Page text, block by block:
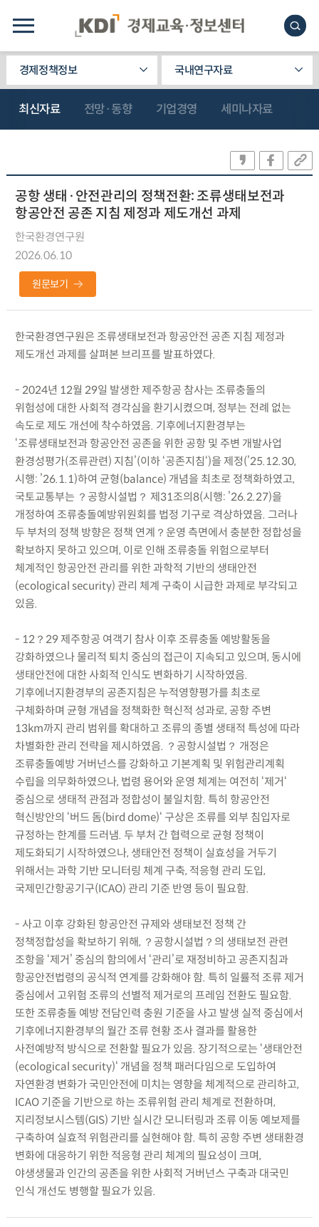
경제정책정보 국내연구자료
최신자료 전망·동향 기업경영 세미나자료
공항 생태·안전관리의 정책전환: 조류생태보전과
항공안전 공존 지침 제정과 제도개선 과제
한국환경연구원
2026.06.10
원문보기
한국환경연구원은 조류생태보전과 항공안전 공존 지침 제정과
제도개선 과제를 살펴본 브리프를 발표하였다.
- 2024년 12월 29일 발생한 제주항공 참사는 조류충돌의
위험성에 대한 사회적 경각심을 환기시켰으며, 정부는 전례 없는
속도로 제도 개선에 착수하였음. 기후에너지환경부는
‘조류생태보전과 항공안전 공존을 위한 공항 및 주변 개발사업
환경성평가(조류관련) 지침’(이하 ‘공존지침‘)을 제정(’25.12.30,
시행: ’26.1.1)하여 균형(balance) 개념을 최초로 정책화하였고,
국토교통부는 ？공항시설법？ 제31조의8(시행: ’26.2.27)을
개정하여 조류충돌예방위원회를 법정 기구로 격상하였음. 그러나
두 부처의 정책 방향은 정책 연계？운영 측면에서 충분한 정합성을
확보하지 못하고 있으며, 이로 인해 조류충돌 위험으로부터
체계적인 항공안전 관리를 위한 과학적 기반의 생태안전
(ecological security) 관리 체계 구축이 시급한 과제로 부각되고
있음.
- 12？29 제주항공 여객기 참사 이후 조류충돌 예방활동을
강화하였으나 물리적 퇴치 중심의 접근이 지속되고 있으며, 동시에
생태안전에 대한 사회적 인식도 변화하기 시작하였음.
기후에너지환경부의 공존지침은 누적영향평가를 최초로
구체화하며 균형 개념을 정책화한 혁신적 성과로, 공항 주변
13km까지 관리 범위를 확대하고 조류의 종별 생태적 특성에 따라
차별화한 관리 전략을 제시하였음. ？공항시설법？ 개정은
조류충돌예방 거버넌스를 강화하고 기본계획 및 위험관리계획
수립을 의무화하였으나, 법령 용어와 운영 체계는 여전히 ‘제거‘
중심으로 생태적 관점과 정합성이 불일치함. 특히 항공안전
혁신방안의 ‘버드 돔(bird dome)‘ 구상은 조류를 외부 침입자로
규정하는 한계를 드러냄. 두 부처 간 협력으로 균형 정책이
제도화되기 시작하였으나, 생태안전 정책이 실효성을 거두기
위해서는 과학 기반 모니터링 체계 구축, 적응형 관리 도입,
국제민간항공기구(ICAO) 관리 기준 반영 등이 필요함.
- 사고 이후 강화된 항공안전 규제와 생태보전 정책 간
정책정합성을 확보하기 위해, ？공항시설법？의 생태보전 관련
조항을 ‘제거’ 중심의 함의에서 ‘관리’로 재정비하고 공존지침과
항공안전법령의 공식적 연계를 강화해야 함. 특히 일률적 조류 제거
중심에서 고위험 조류의 선별적 제거로의 프레임 전환도 필요함.
또한 조류충돌 예방 전담인력 충원 기준을 사고 발생 실적 중심에서
기후에너지환경부의 월간 조류 현황 조사 결과를 활용한
사전예방적 방식으로 전환할 필요가 있음. 장기적으로는 ‘생태안전
(ecological security)‘ 개념을 정책 패러다임으로 도입하여
자연환경 변화가 국민안전에 미치는 영향을 체계적으로 관리하고,
ICAO 기준을 기반으로 하는 조류위험 관리 체계로 전환하며,
지리정보시스템(GIS) 기반 실시간 모니터링과 조류 이동 예보제를
구축하여 실효적 위험관리를 실현해야 함. 특히 공항 주변 생태환경
변화에 대응하기 위한 적응형 관리 체계의 필요성이 크며,
야생생물과 인간의 공존을 위한 사회적 거버넌스 구축과 대국민
인식 개선도 병행할 필요가 있음.